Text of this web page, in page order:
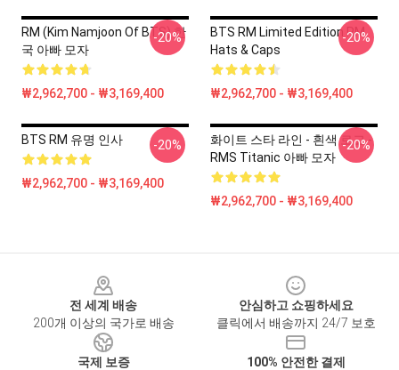
RM (Kim Namjoon Of BTS) 한
국 아빠 모자
₩2,962,700 - ₩3,169,400
-20%
BTS RM Limited Edition RM
Hats & Caps
₩2,962,700 - ₩3,169,400
-20%
BTS RM 유명 인사
₩2,962,700 - ₩3,169,400
-20%
화이트 스타 라인 - 흰색 로고 -
RMS Titanic 아빠 모자
₩2,962,700 - ₩3,169,400
-20%
전 세계 배송
200개 이상의 국가로 배송
안심하고 쇼핑하세요
클릭에서 배송까지 24/7 보호
국제 보증
100% 안전한 결제